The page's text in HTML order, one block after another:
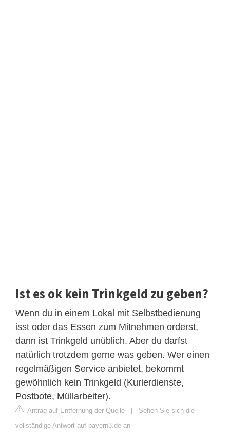
Ist es ok kein Trinkgeld zu geben?
Wenn du in einem Lokal mit Selbstbedienung
isst oder das Essen zum Mitnehmen orderst,
dann ist Trinkgeld unüblich. Aber du darfst
natürlich trotzdem gerne was geben. Wer einen
regelmäßigen Service anbietet, bekommt
gewöhnlich kein Trinkgeld (Kurierdienste,
Postbote, Müllarbeiter).
Antrag auf Entfernung der Quelle | Sehen Sie sich die
vollständige Antwort auf bayern3.de an